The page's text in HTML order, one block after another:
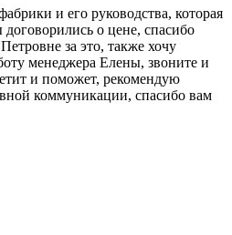
и его руководства, которая
о цене, спасибо
за это, также хочу
менеджера Елены, звоните и
и поможет, рекомендую
коммуникации, спасибо вам